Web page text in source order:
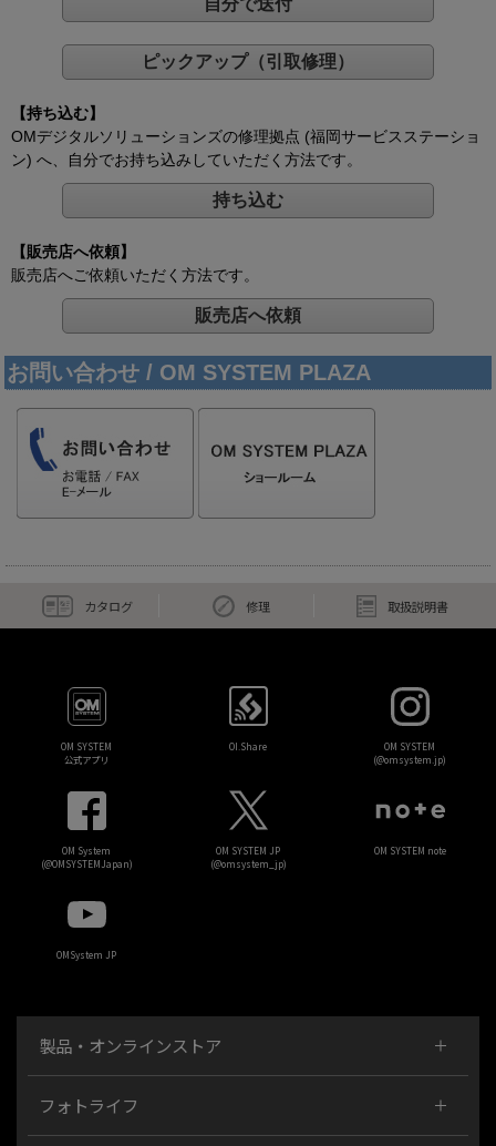
自分で送付
ピックアップ（引取修理）
【持ち込む】
OMデジタルソリューションズの修理拠点 (福岡サービスステーショ
ン) へ、自分でお持ち込みしていただく方法です。
持ち込む
【販売店へ依頼】
販売店へご依頼いただく方法です。
販売店へ依頼
お問い合わせ / OM SYSTEM PLAZA
カタログ 修理 取扱説明書
OM SYSTEM
公式アプリ
OI.Share
OM SYSTEM
(@omsystem.jp)
OM System
(@OMSYSTEMJapan)
OM SYSTEM JP
(@omsystem_jp)
OM SYSTEM note
OMSystem JP
製品・オンラインストア
フォトライフ